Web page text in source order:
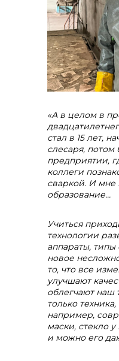
«А в целом в
стал в 15 лет,
слесаря,
предприятии,
коллеги
сваркой. И мне
образование…
Учиться
технологии
аппараты, типы
новое
то, что все
улучшают
облегчают наш
только
например,
маски, стекло у
и можно его